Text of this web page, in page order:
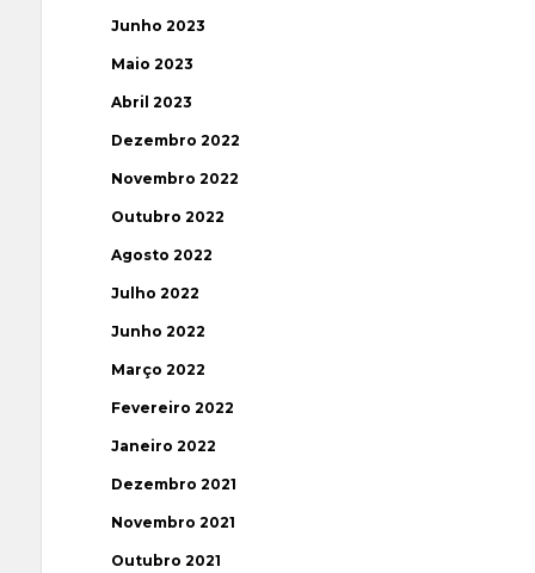
Junho 2023
Maio 2023
Abril 2023
Dezembro 2022
Novembro 2022
Outubro 2022
Agosto 2022
Julho 2022
Junho 2022
Março 2022
Fevereiro 2022
Janeiro 2022
Dezembro 2021
Novembro 2021
Outubro 2021